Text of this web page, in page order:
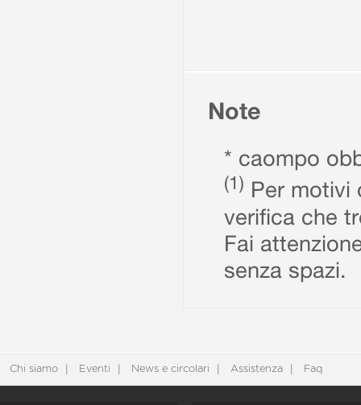
Note
* caompo
(1) Per motivi
verifica che
Fai
senza spazi.
Chi siamo Eventi News e circolari Assistenza Faq